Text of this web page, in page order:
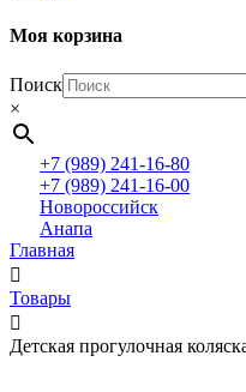
Моя корзина
Поиск
×
+7 (989) 241-16-80
+7 (989) 241-16-00
Новороссийск
Анапа
Главная
Товары
Детская прогулочная